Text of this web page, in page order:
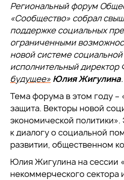
Региональный форум
«Сообщество» собрал
поддержке социальных
ограниченными
новой системе
исполнительный директор
будущее» Юлия Жигулина.
Тема форума в этом году –
защита. Векторы новой
экономической политики».
к диалогу о социальной
развитии, общественном
Юлия Жигулина на сессии
некоммерческого сектора